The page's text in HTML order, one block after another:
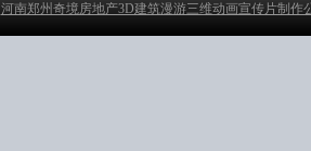
河南郑州奇境房地产3D建筑漫游三维动画宣传片制作